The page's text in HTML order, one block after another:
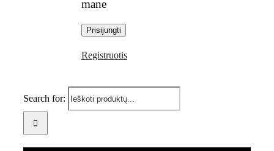
mane
Registruotis
Search for: